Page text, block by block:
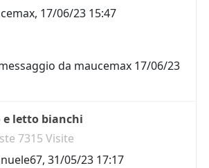
, 17/06/23 15:47
da maucemax 17/06/23
e letto bianchi
7315 Visite
, 31/05/23 17:17